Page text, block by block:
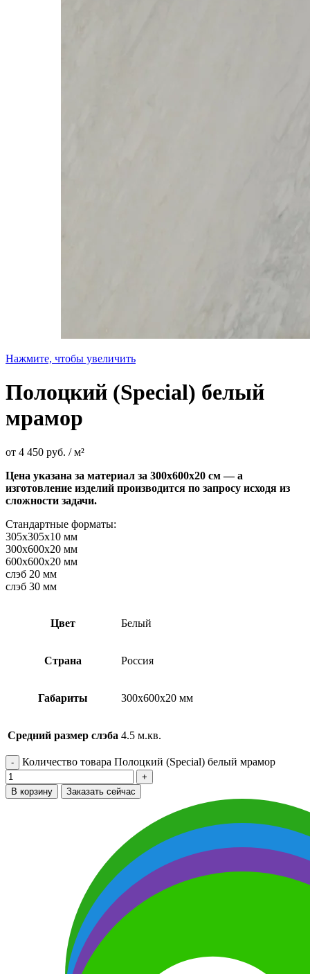
Нажмите, чтобы увеличить
Полоцкий (Special) белый
мрамор
от 4 450 руб. / м²
Цена указана за материал за 300х600х20 см— а
изготовление изделий производится по запросу исходя из
сложности задачи.
Стандартные форматы:
305х305х10 мм
300х600х20 мм
600х600х20 мм
слэб 20 мм
слэб 30 мм
Цвет Белый
Страна Россия
Габариты 300х600х20 мм
Средний размер слэба 4.5 м.кв.
Количество товара Полоцкий (Special) белый мрамор
В корзину Заказать сейчас